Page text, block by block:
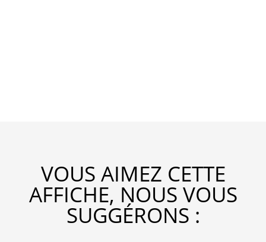
VOUS AIMEZ CETTE
AFFICHE, NOUS VOUS
SUGGÉRONS :